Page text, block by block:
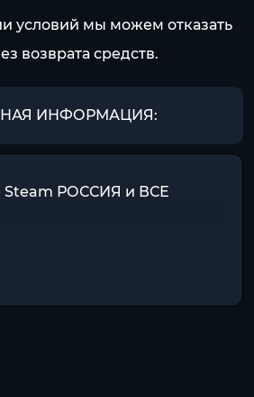
условий мы можем отказать
возврата средств.
ИНФОРМАЦИЯ:
Steam РОССИЯ и ВСЕ